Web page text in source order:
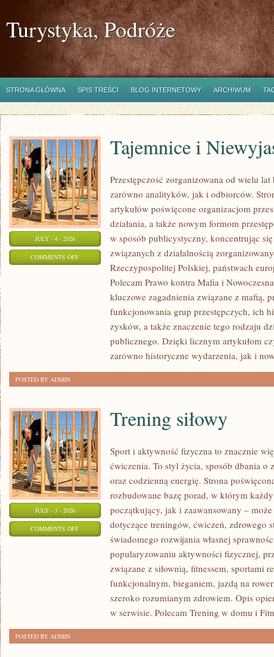
Turystyka, Podróże
STRONA GŁÓWNA SPIS TREŚCI BLOG INTERNETOWY ARCHIWUM
JULY - 4 - 2026
COMMENTS OFFON
TAJEMNICE
NIEWYJAŚNIONE
Tajemnice i
Przestępczość zorganizowana od wielu
zarówno analityków, jak i odbiorców.
artykułów poświęcone organizacjom
działania, a także nowym formom
w sposób publicystyczny, koncentrując
związanych z działalnością
Rzeczypospolitej Polskiej, państwach
Polecam Prawo kontra Mafia i
kluczowe zagadnienia związane z mafią,
funkcjonowania grup przestępczych, ich
zysków, a także znaczenie tego rodzaju
publicznego. Dzięki licznym artykułom
zarówno historyczne wydarzenia, jak i
POSTED BY ADMIN
JULY - 3 - 2026
COMMENTS OFFON
Trening siłowy
Sport i aktywność fizyczna to znacznie
ćwiczenia. To styl życia, sposób dbania o
oraz codzienną energię. Strona
rozbudowane bazę porad, w którym
początkujący, jak i zaawansowany –
dotyczące treningów, ćwiczeń, zdrowego
świadomego rozwijania własnej
popularyzowaniu aktywności fizycznej,
związane z siłownią, fitnessem, sportami
funkcjonalnym, bieganiem, jazdą na
szeroko rozumianym zdrowiem. Opis
w serwisie. Polecam Trening w domu i
POSTED BY ADMIN